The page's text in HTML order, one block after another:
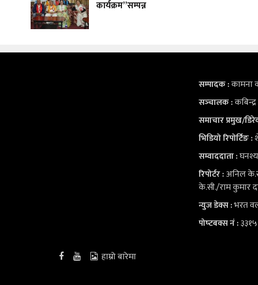
कार्यक्रम”सम्पन्न
सम्पादक :कामना
सञ्‍चालक :
समाचार प्रमुख/
भिडियोरिपोर्टिङ :
सम्वाददाता :
रिपोर्टर :अनिल
के.सी./राम कुमार
न्युज डेक्स:भरत
पोष्‍टबक्स नं :३३१५
हाम्रो बारेमा